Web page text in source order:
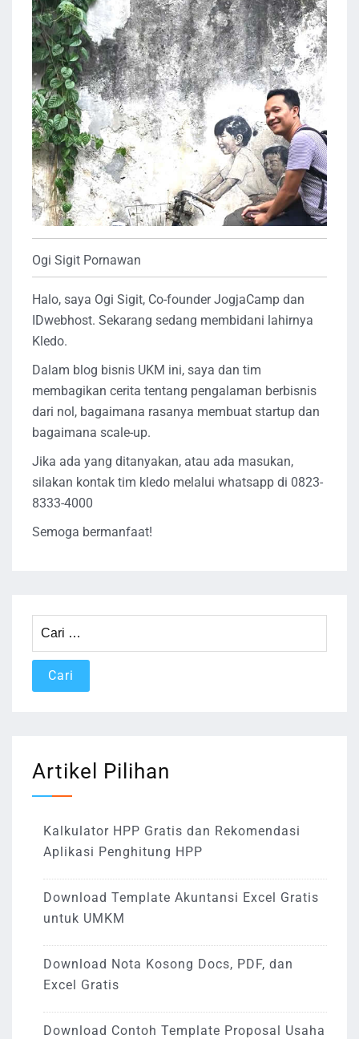
Ogi Sigit Pornawan
Halo, saya Ogi Sigit, Co-founder JogjaCamp dan
IDwebhost. Sekarang sedang membidani lahirnya
Kledo.
Dalam blog bisnis UKM ini, saya dan tim
membagikan cerita tentang pengalaman berbisnis
dari nol, bagaimana rasanya membuat startup dan
bagaimana scale-up.
Jika ada yang ditanyakan, atau ada masukan,
silakan kontak tim kledo melalui whatsapp di 0823-
8333-4000
Semoga bermanfaat!
untuk:
Artikel Pilihan
Kalkulator HPP Gratis dan Rekomendasi
Aplikasi Penghitung HPP
Download Template Akuntansi Excel Gratis
untuk UMKM
Download Nota Kosong Docs, PDF, dan
Excel Gratis
Download Contoh Template Proposal Usaha